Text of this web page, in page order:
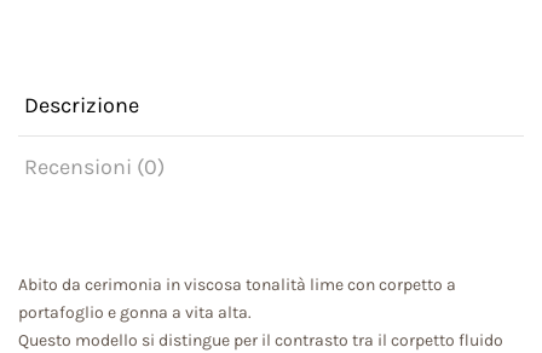
Descrizione
Recensioni (0)
Abito da cerimonia in viscosa tonalità lime con corpetto a
portafoglio e gonna a vita alta.
Questo modello si distingue per il contrasto tra il corpetto fluido